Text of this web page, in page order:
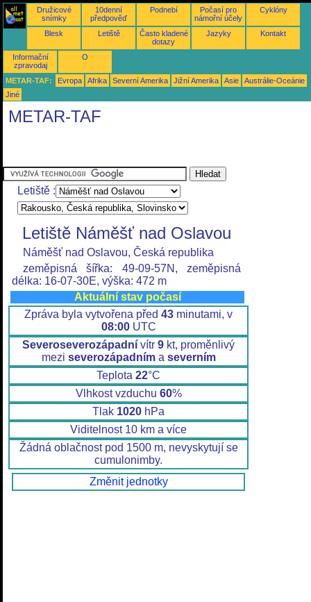
Družicové
snímky
10denní
předpověď
Podnebí
Počasí pro
námořní účely
Cyklóny
Blesk Letiště
Často kladené
dotazy
Jazyky Kontakt
Informační
zpravodaj
O
METAR-TAF: Evropa Afrika Severní Amerika Jižní Amerika Asie
Austrálie-Oceánie
Jiné
METAR-TAF
Letiště :
Letiště Náměšť nad Oslavou
Náměšť nad Oslavou, Česká republika
zeměpisná šířka: 49-09-57N, zeměpisná
délka: 16-07-30E, výška: 472 m
Aktuální stav počasí
Zpráva byla vytvořena před 43 minutami, v
08:00UTC
Severoseverozápadní vítr 9 kt, proměnlivý
mezi severozápadníma severním
Teplota 22°C
Vlhkost vzduchu 60%
Tlak 1020 hPa
Viditelnost 10 km a více
Žádná oblačnost pod 1500 m, nevyskytují se
cumulonimby.
Změnit jednotky